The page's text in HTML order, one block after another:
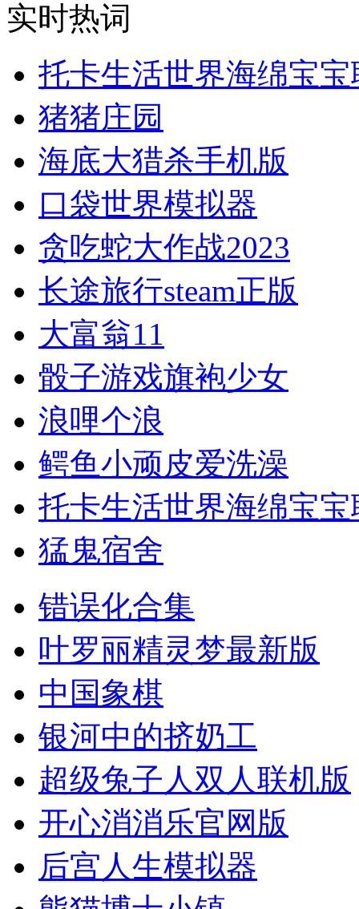
实时热词
托卡生活世界海绵宝
猪猪庄园
海底大猎杀手机版
口袋世界模拟器
贪吃蛇大作战2023
长途旅行steam正版
大富翁11
骰子游戏旗袍少女
浪哩个浪
鳄鱼小顽皮爱洗澡
托卡生活世界海绵宝
猛鬼宿舍
错误化合集
叶罗丽精灵梦最新版
中国象棋
银河中的挤奶工
超级兔子人双人联机版
开心消消乐官网版
后宫人生模拟器